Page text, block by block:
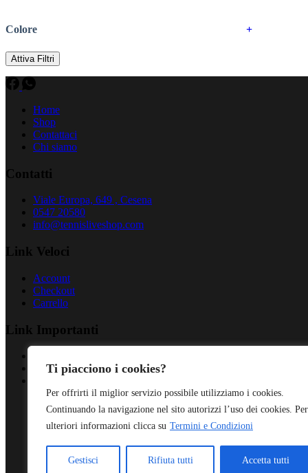
Ti piacciono i cookies?
Per offrirti il miglior servizio possibile utilizziamo i cookies.
Continuando la navigazione nel sito autorizzi l’uso dei cookies. Per
ulteriori informazioni clicca su Termini e Condizioni
Gestisci Rifiuta tutti Accetta tutti
Colore +
Attiva Filtri
Home
Shop
Contattaci
Chi siamo
Contatti
Viale Europa, 649 , Cesena
0547 20580
info@tennisliveshop.com
Link Veloci
Account
Checkout
Carrello
Link Importanti
Cookies Policy